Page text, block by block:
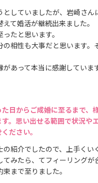
としていましたが、岩崎さん
て婚活が継続出来ました。
たと思います。
の相性も大事だと思います。
あって本当に感謝していま
日からご成婚に至るまで、
。思い出せる範囲で状況や
ださい。
の紹介でしたので、上手くい
てみたら、てフィーリングが
まで至りました。